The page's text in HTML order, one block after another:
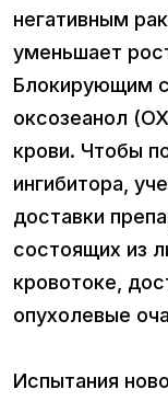
негативным
уменьшает
Блокирующим
оксозеанол
крови. Чтобы
ингибитора,
доставки
состоящих из
кровотоке,
опухолевые
Испытания